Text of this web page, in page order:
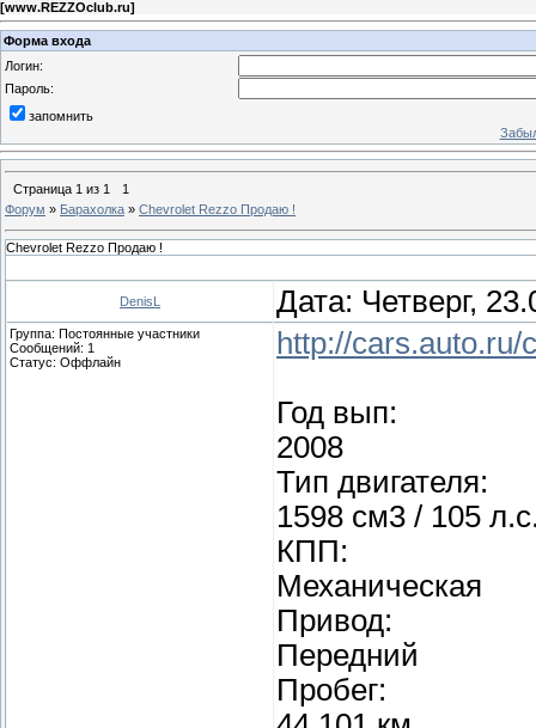
[www.REZZOclub.ru]
Форма входа
Логин:
Пароль:
запомнить
Страница 1 из 1
1
Форум » Барахолка » Chevrolet Rezzo Продаю !
Chevrolet Rezzo Продаю !
DenisL Дата: Четверг,
Группа: Постоянные участники
Сообщений: 1
Статус: Оффлайн
http://cars.auto.ru/
Год вып:
2008
Тип двигателя:
1598 см3 / 105
КПП:
Механическая
Привод:
Передний
Пробег: